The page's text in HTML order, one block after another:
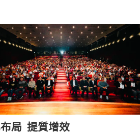
極參與香港書展、澳門書展、深圳文博會、
香節、深圳讀書月等灣區文化盛事；深圳聯
及集團各出版社深度參與深圳讀書月，籌辦
共讀」系列活動，共建人文灣區。
局 提質增效